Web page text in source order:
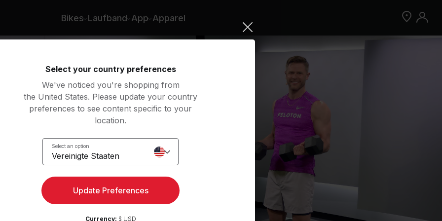
Bikes Laufband App Apparel
Jetzt Peloton App kostenlos testen
Nur für Neukund:innen der App. Weitere
Bedingungen gelten.¹
Select your country preferences
We've noticed you're shopping from
the United States. Please update your country
preferences to see content specific to your
location.
Select an option
Vereinigte Staaten
Update Preferences
Currency: $ USD